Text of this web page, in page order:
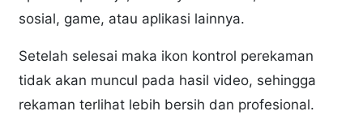
sosial, game, atau aplikasi lainnya.
Setelah selesai maka ikon kontrol perekaman
tidak akan muncul pada hasil video, sehingga
rekaman terlihat lebih bersih dan profesional.